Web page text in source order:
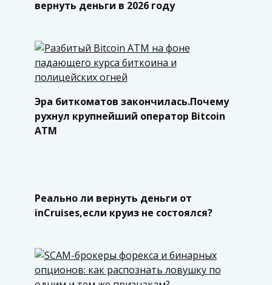
вернуть деньги в 2026 году
Эра биткоматов закончилась.Почему
рухнул крупнейший оператор Bitcoin
ATM
Реально ли вернуть деньги от
inCruises,если круиз не состоялся?